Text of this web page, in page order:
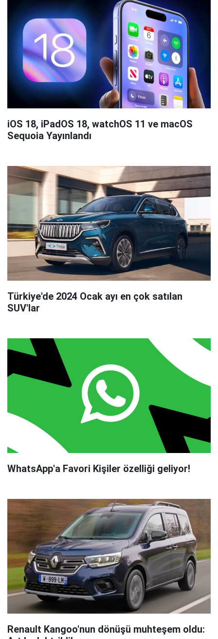
iOS 18, iPadOS 18, watchOS 11 ve macOS
Sequoia Yayınlandı
Türkiye'de 2024 Ocak ayı en çok satılan
SUV'lar
WhatsApp'a Favori Kişiler özelliği geliyor!
Renault Kangoo'nun dönüşü muhteşem oldu: